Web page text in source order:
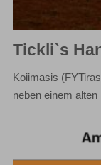
Tickli`s
Koiimasis
neben einem alten